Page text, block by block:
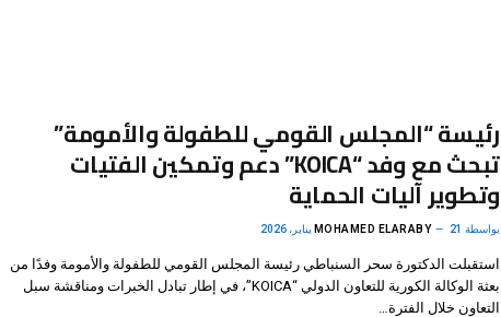
رئيسة “المجلس القومي للطفولة والأمومة”
تبحث مع وفد “KOICA” دعم وتمكين الفتيات
وتطوير آليات الحماية
بواسطة MOHAMED ELARABY 21 يناير، 2026
استقبلت الدكتورة سحر السنباطي رئيسة المجلس القومي للطفولة والأمومة وفدًا من
بعثة الوكالة الكورية للتعاون الدولي “KOICA”، في إطار تبادل الخبرات ومناقشة سبل
التعاون خلال الفترة…